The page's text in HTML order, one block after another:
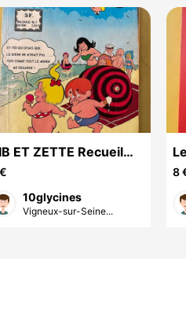
ET ZETTE Recueil
1975 POP
AREDIT
10glycines
Vigneux-sur-Seine...
8